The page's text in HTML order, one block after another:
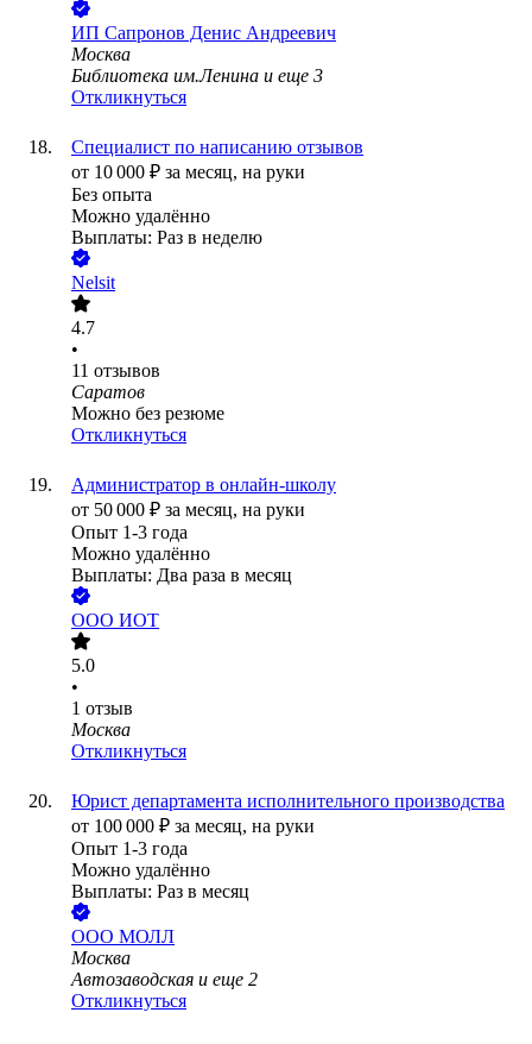
ИП Сапронов Денис Андреевич
Москва
Библиотека им.Ленина и еще 3
Откликнуться
Специалист по написанию отзывов
от 10 000 ₽ за месяц, на руки
Без опыта
Можно удалённо
Выплаты: Раз в неделю
Nelsit
4.7
•
11 отзывов
Саратов
Можно без резюме
Откликнуться
Администратор в онлайн-школу
от 50 000 ₽ за месяц, на руки
Опыт 1-3 года
Можно удалённо
Выплаты: Два раза в месяц
ООО ИОТ
5.0
•
1 отзыв
Москва
Откликнуться
Юрист департамента исполнительного производства
от 100 000 ₽ за месяц, на руки
Опыт 1-3 года
Можно удалённо
Выплаты: Раз в месяц
ООО МОЛЛ
Москва
Автозаводская и еще 2
Откликнуться